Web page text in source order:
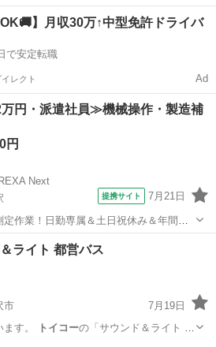
楽しませながら走らせるには問題ない
おもちゃ トイコー
OK🚚】月収30万↑中型免許ドライバ
で安定転職
レクト Ad
円・派遣社員≫機械操作・製造補
円
Next
提携サイト 7月21日
作業！日勤専属＆土日祝休み＆年間休
業★マイカー通勤OK＆無料駐車場あり
り！《茨城県常陸大宮市》 人気の
工...
駅 その他
ライト 都営バス
市
7月19日
す。
トイコーの「サウンド＆ライト 都